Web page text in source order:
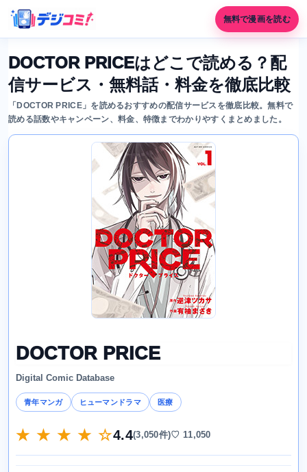
無料で漫画を読む
DOCTOR PRICEはどこで読める？配
信サービス・無料話・料金を徹底比較
「DOCTOR PRICE」を読めるおすすめの配信サービスを徹底比較。無料で
読める話数やキャンペーン、料金、特徴までわかりやすくまとめました。
DOCTOR PRICE
Digital Comic Database
青年マンガ ヒューマンドラマ 医療
★ ★ ★ ★ ☆4.4(3,050件)♡ 11,050